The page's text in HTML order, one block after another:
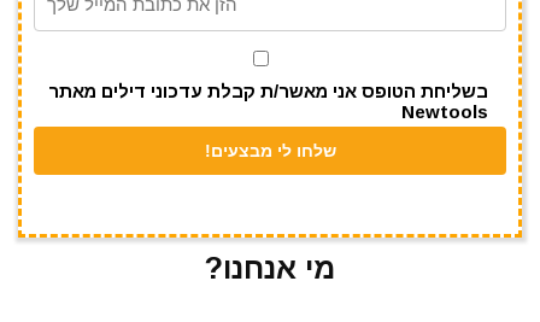
בשליחת הטופס אני מאשר/ת קבלת עדכוני דילים מאתר
Newtools
מי אנחנו?